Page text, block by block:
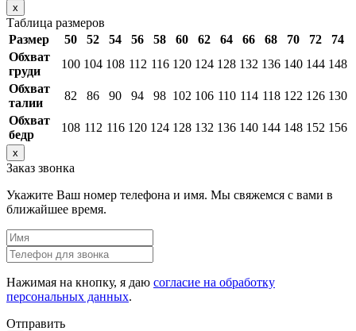
x
Таблица размеров
Размер
50 52 54 56 58 60 62 64 66 68 70 72
74
Обхват
груди
100 104 108 112 116 120 124 128 132 136 140 144 148
Обхват
талии
82 86 90 94 98 102 106 110 114 118 122 126 130
Обхват
бедр
108 112 116 120 124 128 132 136 140 144 148 152 156
x
Заказ звонка
Укажите Ваш номер телефона и имя. Мы свяжемся с вами в
ближайшее время.
Нажимая на кнопку, я даю согласие на обработку
персональных данных.
Отправить